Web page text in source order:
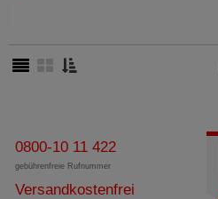
0800-10 11 422
gebührenfreie Rufnummer
Versandkostenfrei